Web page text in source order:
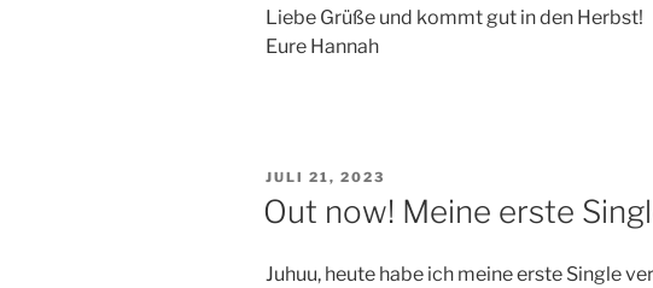
Liebe Grüße und kommt gut in den Herbst!
Eure Hannah
VERÖFFENTLICHT
AM
JULI 21, 2023
Out now! Meine erste
Juhuu, heute habe ich meine erste Single